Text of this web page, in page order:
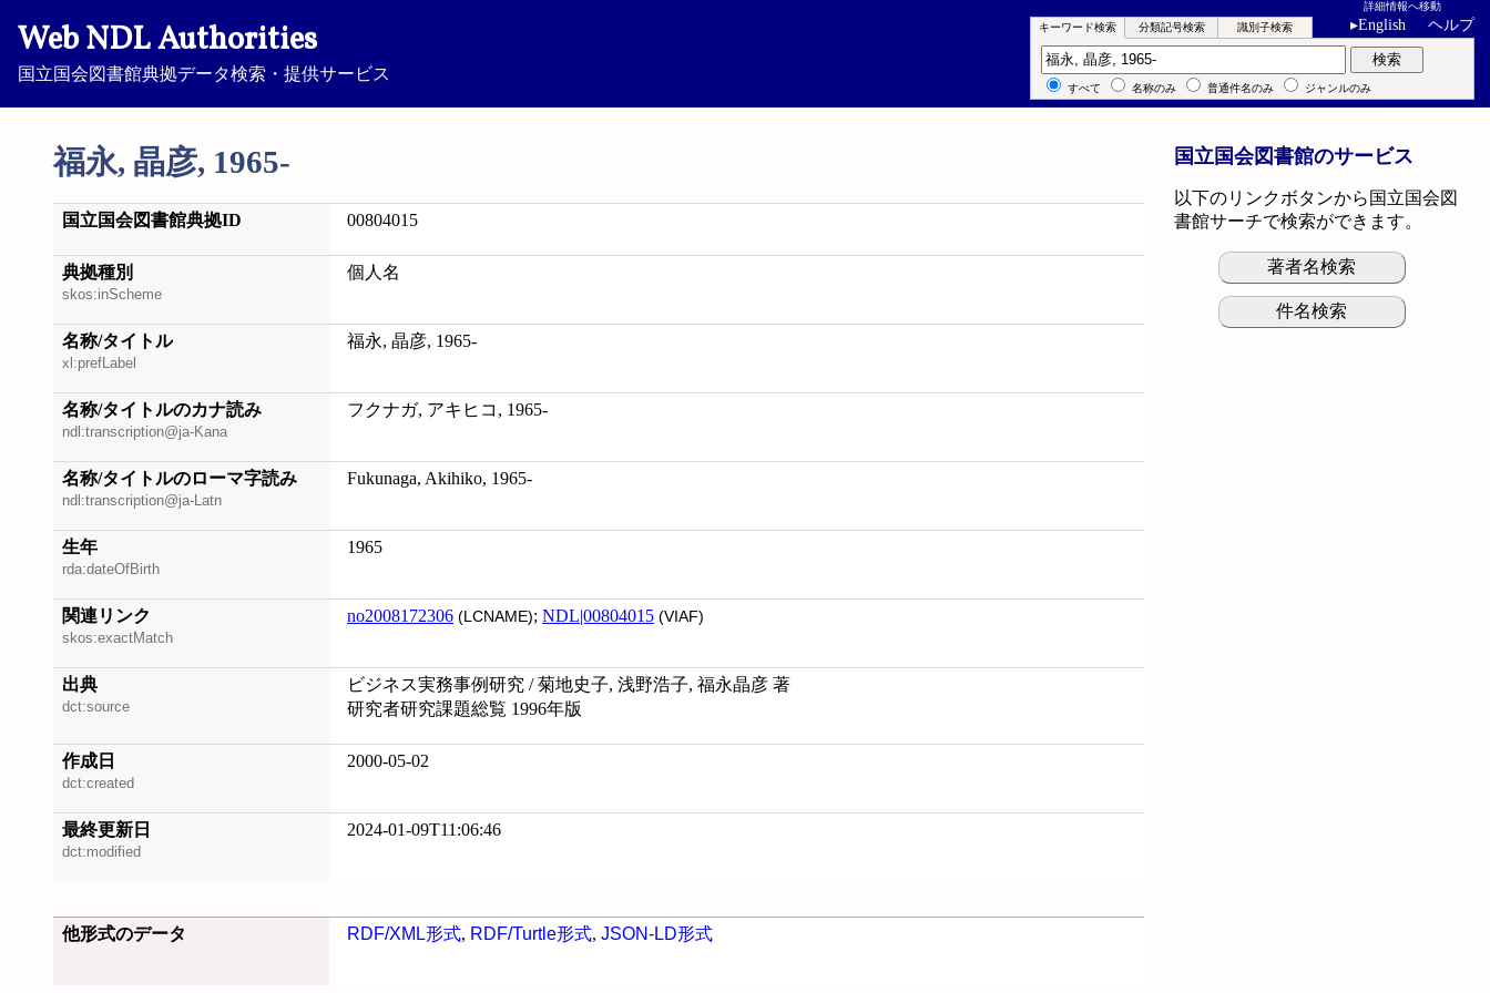
Web NDL Authorities
国立国会図書館典拠データ検索・提供サービス
詳細情報へ移動
▸English ヘルプ
福永, 晶彦, 1965-
キーワード検索 分類記号検索 識別子検索
キーワード検索 検索
すべて 名称のみ 普通件名のみ ジャンルのみ
国立国会図書館典拠ID 00804015
典拠種別
skos:inScheme
個人名
名称/タイトル
xl:prefLabel
福永, 晶彦, 1965-
名称/タイトルのカナ読み
ndl:transcription@ja-Kana
フクナガ, アキヒコ, 1965-
名称/タイトルのローマ字読み
ndl:transcription@ja-Latn
Fukunaga, Akihiko, 1965-
生年
rda:dateOfBirth
1965
関連リンク
skos:exactMatch
no2008172306 (LCNAME); NDL|00804015 (VIAF)
出典
dct:source
ビジネス実務事例研究 / 菊地史子, 浅野浩子, 福永晶彦 著
研究者研究課題総覧 1996年版
作成日
dct:created
2000-05-02
最終更新日
dct:modified
2024-01-09T11:06:46
他形式のデータ RDF/XML形式, RDF/Turtle形式, JSON-LD形式
国立国会図書館のサービス
以下のリンクボタンから国立国会図
書館サーチで検索ができます。
著者名検索
件名検索